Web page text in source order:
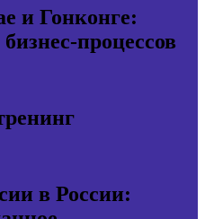
и Гонконге:
процессов
в России: